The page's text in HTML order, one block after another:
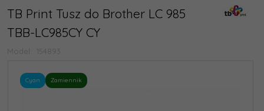
TB Print Tusz do Brother LC 985
TBB-LC985CY CY
Model: 154893
Cyan Zamiennik